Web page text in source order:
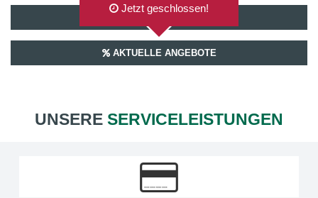
AUF GOOGLEMAPS ANZEIGEN
Jetzt geschlossen!
AKTUELLE ANGEBOTE
UNSERE SERVICELEISTUNGEN